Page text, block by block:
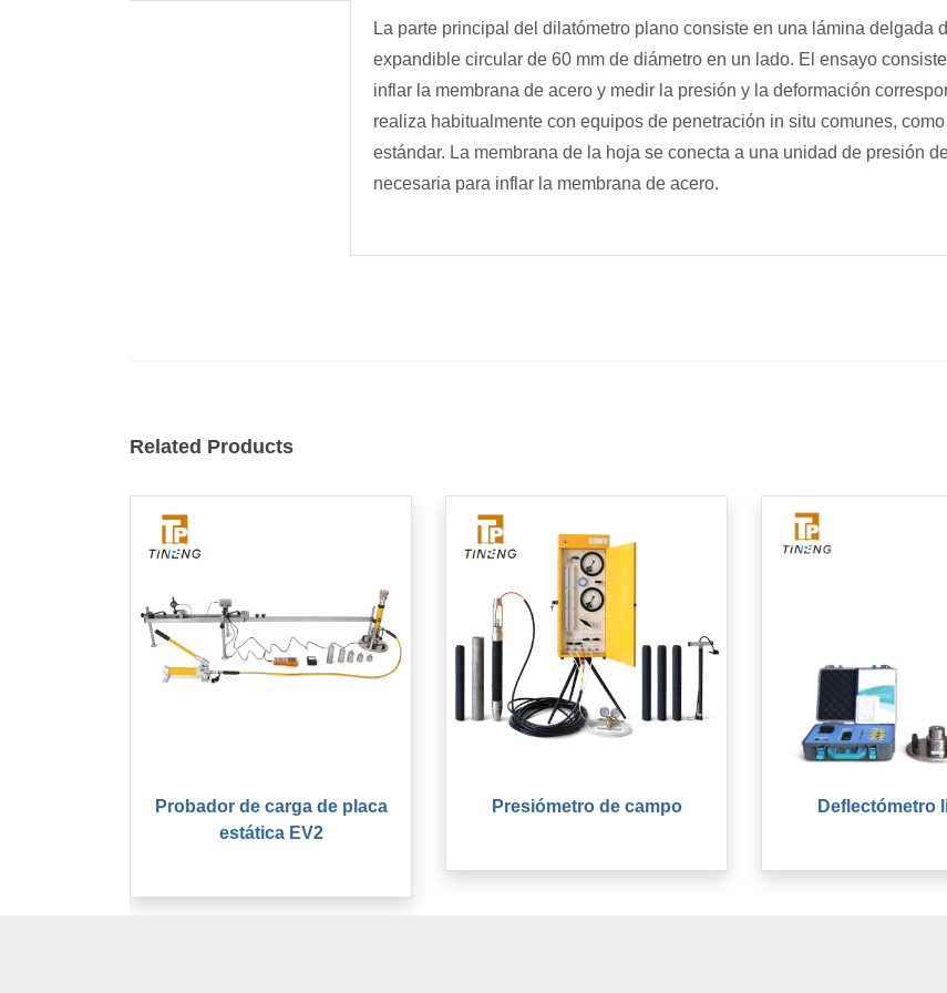
La parte principal del dilatómetro plano consiste en una lámina delgada
expandible circular de 60 mm de diámetro en un lado. El ensayo
inflar la membrana de acero y medir la presión y la deformación
realiza habitualmente con equipos de penetración in situ comunes,
estándar. La membrana de la hoja se conecta a una unidad de presión
necesaria para inflar la membrana de acero.
Related Products
Probador de carga de placa
estática EV2
Presiómetro de campo Deflectómetro